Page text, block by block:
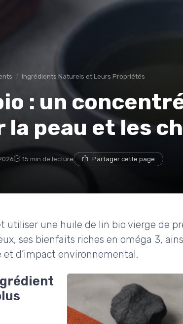
Ingrédients Naturels et Leurs Propriétés
: un
la peau et les
15 min de lecture Partager cette page
utiliser une huile de lin bio vierge de
ses bienfaits riches en oméga 3,
et d’impact environnemental.